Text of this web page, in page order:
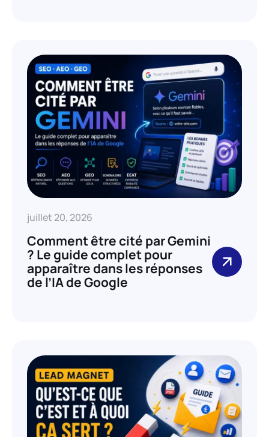
juillet 20, 2026
Comment être cité par Gemini
? Le guide complet pour
apparaître dans les réponses
de l’IA de Google